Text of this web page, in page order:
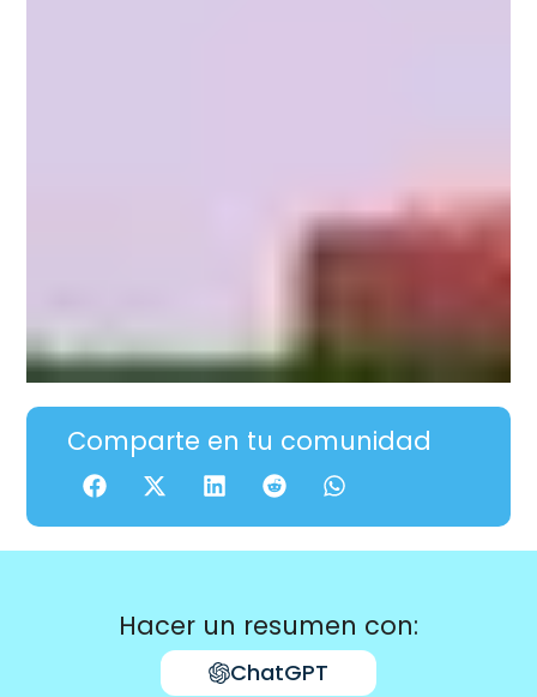
Comparte en tu comunidad
Hacer un resumen con:
ChatGPT